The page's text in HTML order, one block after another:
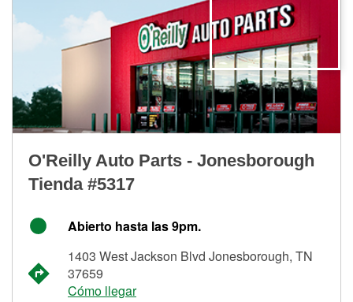
O'Reilly Auto Parts - Jonesborough
Tienda #5317
Abierto hasta las 9pm.
1403 West Jackson Blvd Jonesborough, TN
37659
Cómo llegar